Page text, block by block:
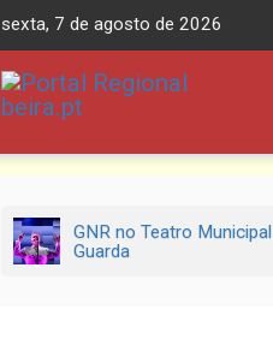
sexta, 7 de agosto de 2026
GNR no Teatro
Guarda